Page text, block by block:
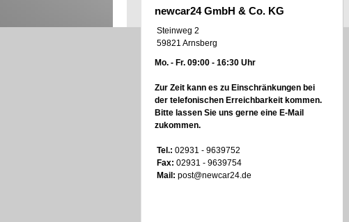
newcar24 GmbH & Co. KG
Steinweg 2
59821 Arnsberg
Mo. - Fr. 09:00 - 16:30 Uhr
Zur Zeit kann es zu Einschränkungen bei
der telefonischen Erreichbarkeit kommen.
Bitte lassen Sie uns gerne eine E-Mail
zukommen.
Tel.: 02931 - 9639752
Fax: 02931 - 9639754
Mail: post@newcar24.de